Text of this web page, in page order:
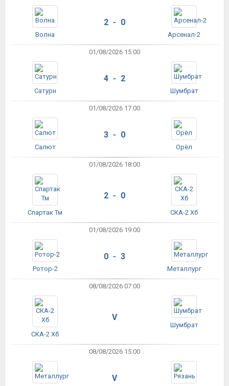
Волна
2 - 0
Арсенал-2
01/08/2026 15:00
Сатурн
4 - 2
Шумбрат
01/08/2026 17:00
Салют
3 - 0
Орёл
01/08/2026 18:00
Спартак Тм
2 - 0
СКА-2 Хб
01/08/2026 19:00
Ротор-2
0 - 3
Металлург
08/08/2026 07:00
СКА-2 Хб
V
Шумбрат
08/08/2026 15:00
V